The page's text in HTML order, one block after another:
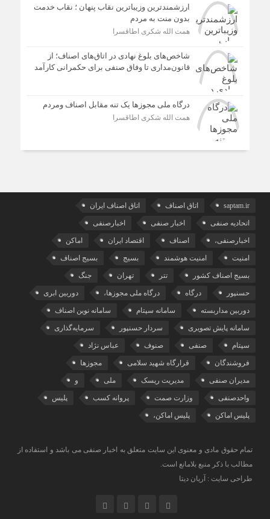
ارزشمندترین وزیباترین نقاب پنهان ؛ نقاب خدمت
بدون منت به مردم
همت الله شکری اطاقسرا
شاخص‌های بلوغ نهادی در اتاق‌های اصناف؛ از
قانون‌مداری تا وفاق صنفی برای حکمرانی کارآمد
درگاه ملی مجوزها یک تنه مقابل اصناف ومردم
همت الله شکری اطاقسرا
saptam.ir اتاق اصناف اتاق اصناف ایران
اتحادیه صنفی اخبار صنفی اخبارصنفی
اخبارصنفی، اصناف اقتصاد ایران اماکن
امنیت امنیت هوشمند بسیج بسیج اصناف
بسیج اصناف کشور تتر تهران جنگ
حسنپور درگاه درگاه ملی مجوزها، دوربین ابری
دوربین مداربسته سامانه سپتام سامانه نوین اصناف
سامانه پایش تصویری سردار حسنپور سرمایه‌گذاری
سپتام صنفی صنوف عباس نژاد
فروشندگان قرارگاه شهید سلامی مجوزها
مدیران صنفی مدیریت ریسک ملی و
واحدصنفی وزارت صمت پروانه کسب پلیس
پلیس اماکن پلیس اماکن،
تمام حقوق مادی و معنوی این سایت متعلق به اخبار صنفی می باشد و استفاده از
مطالب با ذکر منبع بلامانع است.
طراحی سایت : آریان دیتا